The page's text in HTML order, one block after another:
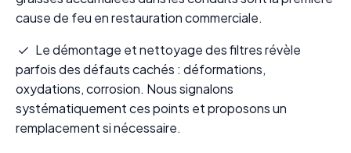
cause de feu en restauration commerciale.
Le démontage et nettoyage des filtres révèle
parfois des défauts cachés : déformations,
oxydations, corrosion. Nous signalons
systématiquement ces points et proposons un
remplacement si nécessaire.